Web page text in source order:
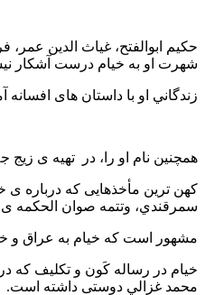
حكيم ابوالفتح، غياث الدين
شهرت او به خيام درست آشکار
زندگاني او با داستان های
همچنين نام او را، در تهيه ی زيج جلالي ( 467 هجري ) در شمار ساير دانشمندان آورده اند که
کهن ترين مأخذهایی كه درباره
سمرقندي، وتتمه صوان الحكمه ی
مشهور است كه خيام به عراق و
خيام در رساله كَون و تكليف كه
محمد غزالي دوستی داشته است.